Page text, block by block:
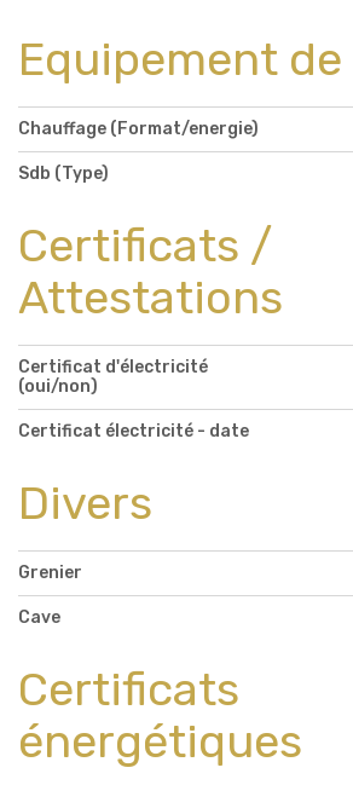
Equipement de
Chauffage (Format/energie)
Sdb (Type)
Certificats /
Attestations
Certificat d'électricité
(oui/non)
Certificat électricité - date
Divers
Grenier
Cave
Certificats
énergétiques